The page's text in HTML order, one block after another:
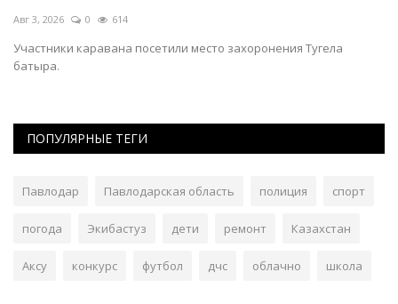
Авг 3, 2026 0 614
Участники каравана посетили место захоронения Тугела
батыра.
ПОПУЛЯРНЫЕ ТЕГИ
Павлодар Павлодарская область полиция спорт
погода Экибастуз дети ремонт Казахстан
Аксу конкурс футбол дчс облачно школа